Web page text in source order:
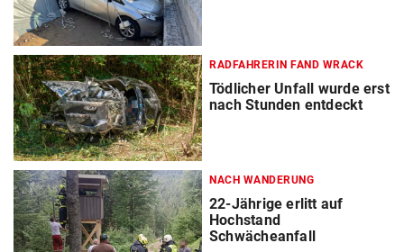
RADFAHRERIN FAND WRACK
Tödlicher Unfall wurde erst
nach Stunden entdeckt
NACH WANDERUNG
22-Jährige erlitt auf
Hochstand
Schwächeanfall